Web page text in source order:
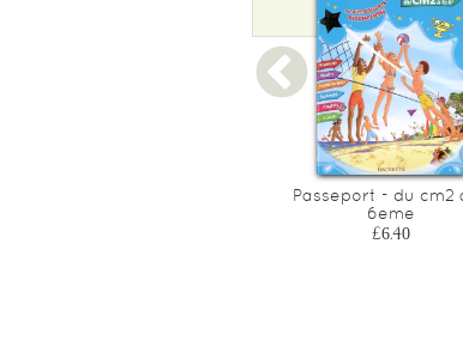
Passeport - du cm2
6eme
£6.40